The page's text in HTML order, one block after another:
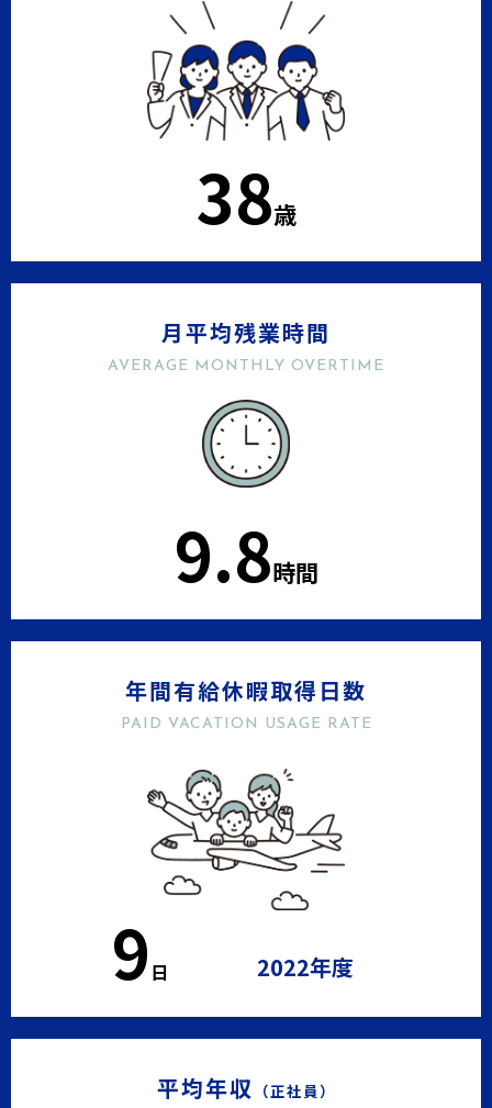
38歳
月平均残業時間
AVERAGE MONTHLY OVERTIME
9.8時間
年間有給休暇取得日数
PAID VACATION USAGE RATE
10 2022年度
平均年収 （正社員）